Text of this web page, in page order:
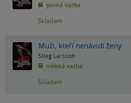
pevná vazba
Skladem
Muži, kteří nenávidí ženy
Stieg Larsson
měkká vazba
Skladem